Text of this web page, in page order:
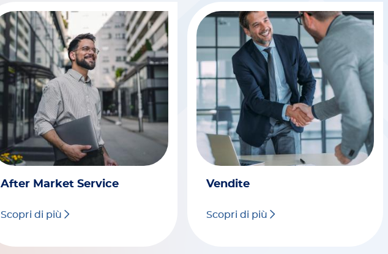
After Market Service
Scopri di più
Vendite
Scopri di più